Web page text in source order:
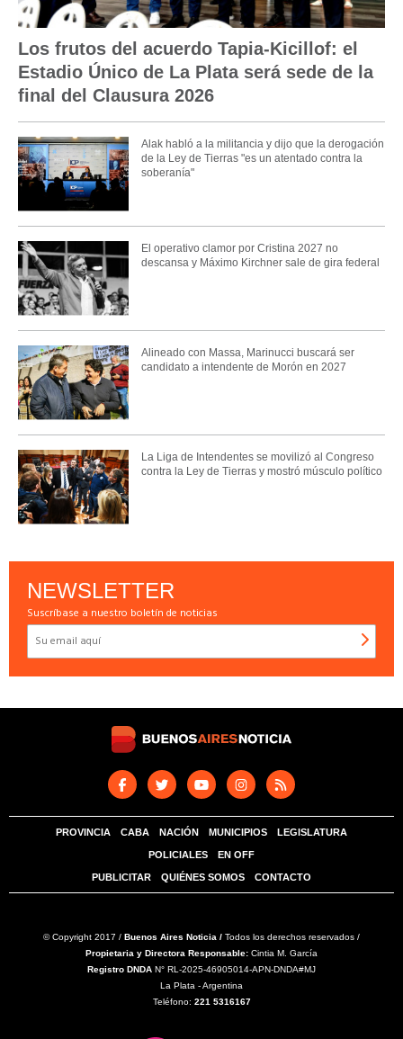
Los frutos del acuerdo Tapia-Kicillof: el
Estadio Único de La Plata será sede de la
final del Clausura 2026
Alak habló a la militancia y dijo que la derogación
de la Ley de Tierras "es un atentado contra la
soberanía"
El operativo clamor por Cristina 2027 no
descansa y Máximo Kirchner sale de gira federal
Alineado con Massa, Marinucci buscará ser
candidato a intendente de Morón en 2027
La Liga de Intendentes se movilizó al Congreso
contra la Ley de Tierras y mostró músculo político
NEWSLETTER
Suscríbase a nuestro boletín de noticias
PROVINCIA CABA NACIÓN MUNICIPIOS LEGISLATURA
POLICIALES EN OFF
PUBLICITAR QUIÉNES SOMOS CONTACTO
© Copyright 2017 / Buenos Aires Noticia / Todos los derechos reservados /
Propietaria y Directora Responsable: Cintia M. García
Registro DNDA N° RL-2025-46905014-APN-DNDA#MJ
La Plata - Argentina
Teléfono: 221 5316167